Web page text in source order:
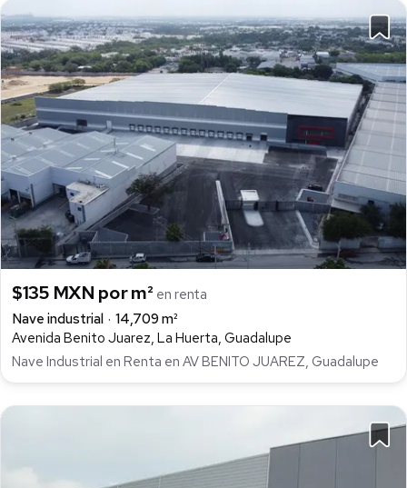
$135 MXN por m² en renta
Nave industrial
14,709 m²
Avenida Benito Juarez, La Huerta, Guadalupe
Nave Industrial en Renta en AV BENITO JUAREZ, Guadalupe